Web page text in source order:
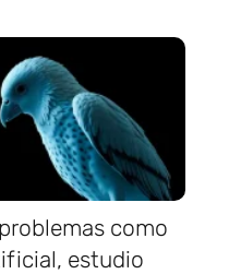
como
estudio